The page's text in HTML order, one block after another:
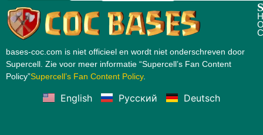
bases-coc.com is niet officieel en wordt niet onderschreven door
Supercell. Zie voor meer informatie “Supercell’s Fan Content
Policy”Supercell’s Fan Content Policy.
English Русский Deutsch